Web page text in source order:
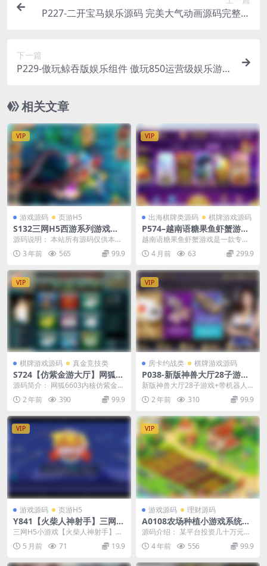
P227-二开宝马娱乐源码 完美大气动画源码完整源
下一篇
P229-傲玩鲸吞版娱乐组件 傲玩850运营级娱乐游戏
相关文章
VIP
游戏源码 页游H5
S132三网H5西游系列游戏
【大圣轮回】最新整理Linux
手工服务端+GM后台+视频教
程
源码说明： 本站所有源码仅供本站
会员群友们学习研究之用，请勿转
售商用或者其他违法...
3 年前 565 99.9
VIP
出海棋牌类源码 棋牌游戏源码
P574–越南语糖果鱼虾蟹游戏/
有机器人陪玩系统
越南语糖果鱼虾蟹游戏是一款专为
越南语用户设计的趣味游戏，融合
传统鱼虾蟹玩法与糖果...
4 月前 63 299.9
VIP
棋牌游戏源码 真金竞技类
S724【仿紫金游大厅】网狐内
核游戏源码 紫金游风格的大厅
网狐二次开发版
源码简介： 网狐6603内核仿紫金游
大厅游戏源码 紫金游风格的大厅网
狐6603二...
2 年前 390 99.9
VIP
房卡约战类 棋牌游戏源码
P038-新版神兽大厅28子游戏
+带机器人+无限代理+无限合
伙人完整破解版
新版神兽大厅28子游戏+带机器人
+无限代理+无限合伙人完整破解版
据说已经做了很...
2 年前 310 99.9
VIP
游戏源码 页游H5
Y841【火柴人神射手】三网H
5小游戏2026最新整理Linux
手工服务端
三网H5小游戏【火柴人神射手】最
新整理Linux手工服务端
5 月前 71 19.9
VIP
游戏源码 理财源码
A0108农场种植小游戏系统源
码/H5小游戏+神偷农场+幸运
抽奖水果机+猜拳游戏
源码介绍： 某平台投资几十万元开
发的农场理财交易源码，含水果机
和猜拳游戏。可以对...
4 年前 556 99.9